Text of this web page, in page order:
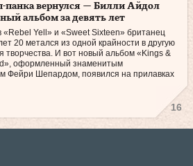
панка вернулся — Билли Айдол
альбом за девять лет
«Rebel Yell» и «Sweet Sixteen» британец
20 метался из одной крайности в другую
творчества. И вот новый альбом «Kings &
оформленный знаменитым
Фейри Шепардом, появился на прилавках
16